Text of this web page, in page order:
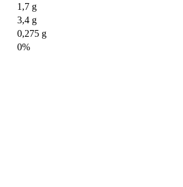
1,7 g
3,4 g
0,275 g
0%